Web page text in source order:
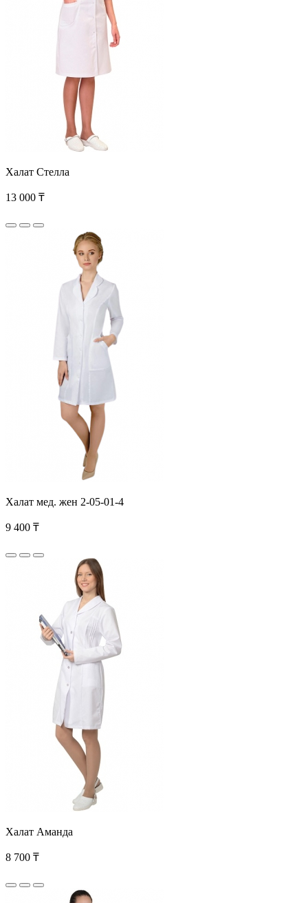
Халат Стелла
13 000 ₸
Халат мед. жен 2-05-01-4
9 400 ₸
Халат Аманда
8 700 ₸